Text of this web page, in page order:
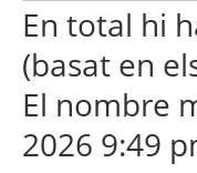
En total hi
(basat en
El nombre
2026 9:49